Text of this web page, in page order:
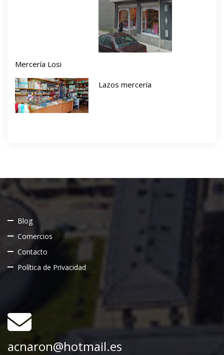
Mercería Losi
Lazos mercería
Blog
Comercios
Contacto
Política de Privacidad
acnaron@hotmail.es